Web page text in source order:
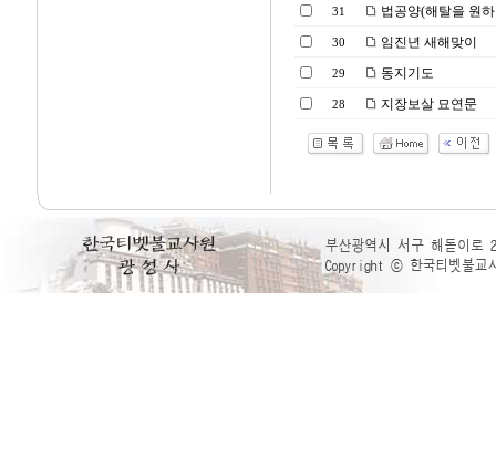
31 법공양(해탈을 원
30 임진년 새해맞이
29 동지기도
28 지장보살 묘연문